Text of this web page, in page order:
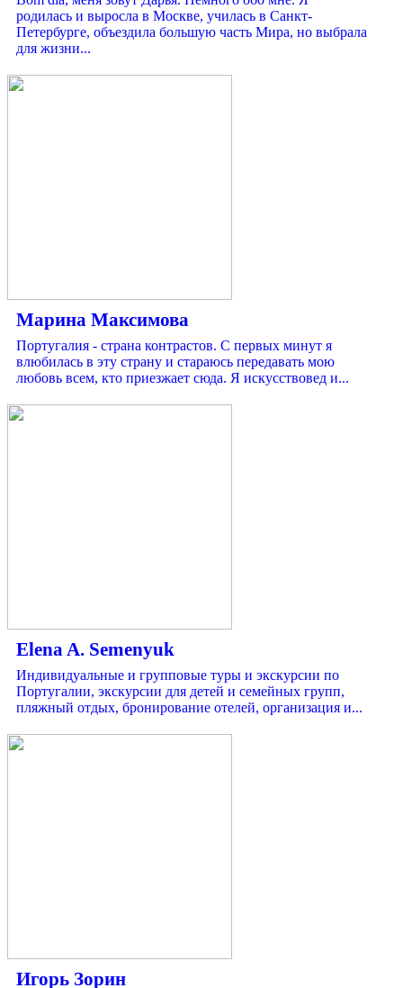
родилась и выросла в Москве, училась в Санкт-
Петербурге, объездила большую часть Мира, но выбрала
для жизни...
Марина Максимова
Португалия - страна контрастов. С первых минут я
влюбилась в эту страну и стараюсь передавать мою
любовь всем, кто приезжает сюда. Я искусствовед и...
Elena A. Semenyuk
Индивидуальные и групповые туры и экскурсии по
Португалии, экскурсии для детей и семейных групп,
пляжный отдых, бронирование отелей, организация и...
Игорь Зорин